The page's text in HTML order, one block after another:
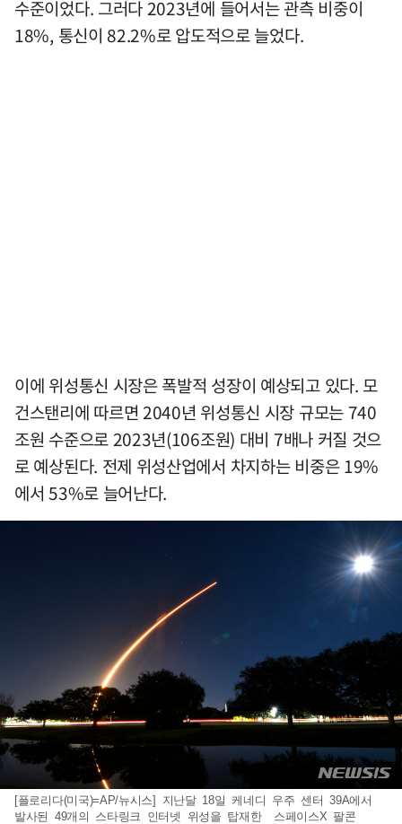
수준이었다. 그러다 2023년에 들어서는 관측 비중이
18%, 통신이 82.2%로 압도적으로 늘었다.
이에 위성통신 시장은 폭발적 성장이 예상되고 있다. 모
건스탠리에 따르면 2040년 위성통신 시장 규모는 740
조원 수준으로 2023년(106조원) 대비 7배나 커질 것으
로 예상된다. 전제 위성산업에서 차지하는 비중은 19%
에서 53%로 늘어난다.
[플로리다(미국)=AP/뉴시스] 지난달 18일 케네디 우주 센터 39A에서
발사된 49개의 스타링크 인터넷 위성을 탑재한 스페이스X 팔콘